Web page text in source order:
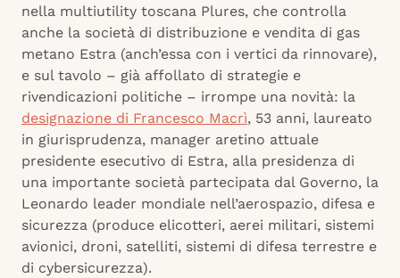
nella multiutility toscana Plures, che controlla
anche la società di distribuzione e vendita di gas
metano Estra (anch’essa con i vertici da rinnovare),
e sul tavolo – già affollato di strategie e
rivendicazioni politiche – irrompe una novità: la
designazione di Francesco Macrì, 53 anni, laureato
in giurisprudenza, manager aretino attuale
presidente esecutivo di Estra, alla presidenza di
una importante società partecipata dal Governo, la
Leonardo leader mondiale nell’aerospazio, difesa e
sicurezza (produce elicotteri, aerei militari, sistemi
avionici, droni, satelliti, sistemi di difesa terrestre e
di cybersicurezza).